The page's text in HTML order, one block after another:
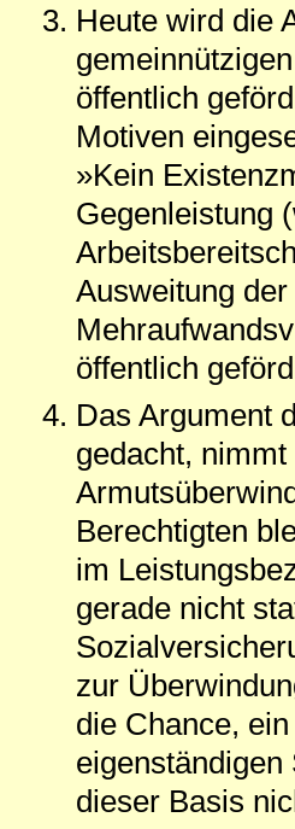
Heute wird die
öffentlich
Motiven
»Kein
Gegenleistung
Ausweitung
öffentlich
Das Argument
gedacht,
Berechtigten
im
gerade nicht
zur
die Chance,
dieser Basis